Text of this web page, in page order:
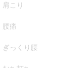
肩こり
腰痛
ぎっくり腰